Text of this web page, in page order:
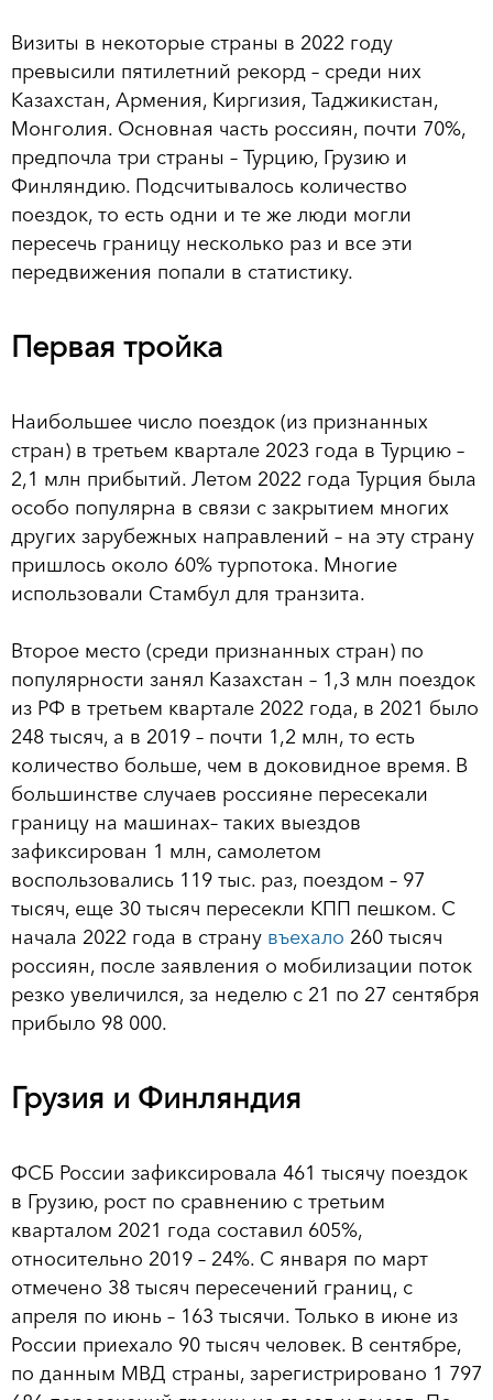
Визиты в некоторые страны в 2022 году
превысили пятилетний рекорд – среди них
Казахстан, Армения, Киргизия, Таджикистан,
Монголия. Основная часть россиян, почти 70%,
предпочла три страны – Турцию, Грузию и
Финляндию. Подсчитывалось количество
поездок, то есть одни и те же люди могли
пересечь границу несколько раз и все эти
передвижения попали в статистику.
Первая тройка
Наибольшее число поездок (из признанных
стран) в третьем квартале 2023 года в Турцию –
2,1 млн прибытий. Летом 2022 года Турция была
особо популярна в связи с закрытием многих
других зарубежных направлений – на эту страну
пришлось около 60% турпотока. Многие
использовали Стамбул для транзита.
Второе место (среди признанных стран) по
популярности занял Казахстан – 1,3 млн поездок
из РФ в третьем квартале 2022 года, в 2021 было
248 тысяч, а в 2019 – почти 1,2 млн, то есть
количество больше, чем в доковидное время. В
большинстве случаев россияне пересекали
границу на машинах– таких выездов
зафиксирован 1 млн, самолетом
воспользовались 119 тыс. раз, поездом – 97
тысяч, еще 30 тысяч пересекли КПП пешком. С
начала 2022 года в страну въехало 260 тысяч
россиян, после заявления о мобилизации поток
резко увеличился, за неделю с 21 по 27 сентября
прибыло 98 000.
Грузия и Финляндия
ФСБ России зафиксировала 461 тысячу поездок
в Грузию, рост по сравнению с третьим
кварталом 2021 года составил 605%,
относительно 2019 – 24%. С января по март
отмечено 38 тысяч пересечений границ, с
апреля по июнь – 163 тысячи. Только в июне из
России приехало 90 тысяч человек. В сентябре,
по данным МВД страны, зарегистрировано 1 797